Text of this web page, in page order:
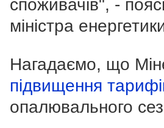
споживачів", -
міністра
Нагадаємо, що
підвищення
опалювального